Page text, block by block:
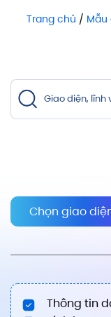
Trang chủ / Mẫu
Chọn giao
Thông tin